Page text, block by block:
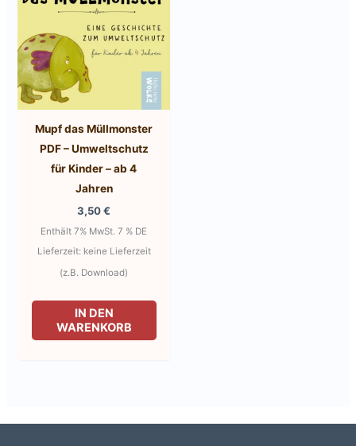
Mupf das Müllmonster
PDF – Umweltschutz
für Kinder – ab 4
Jahren
3,50€
Enthält 7% MwSt. 7 % DE
Lieferzeit: keine Lieferzeit
(z.B. Download)
IN DEN
WARENKORB